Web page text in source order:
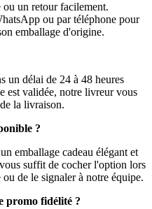
ou un retour facilement.
ou par téléphone pour
emballage d'origine.
un délai de 24 à 48 heures
est validée, notre livreur vous
la livraison.
?
emballage cadeau élégant et
suffit de cocher l'option lors
de le signaler à notre équipe.
promo fidélité ?